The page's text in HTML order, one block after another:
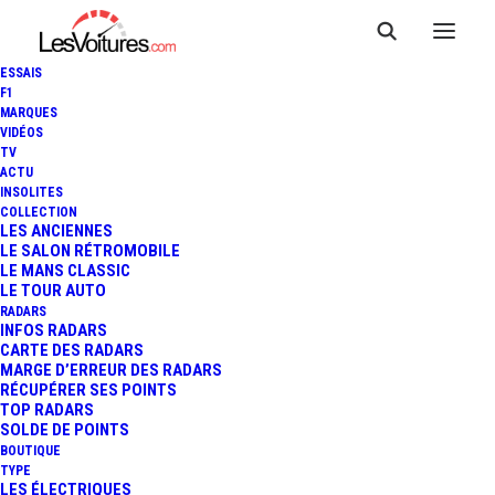
ESSAIS
F1
MARQUES
VIDÉOS
TV
ACTU
INSOLITES
COLLECTION
LES ANCIENNES
LE SALON RÉTROMOBILE
LE MANS CLASSIC
LE TOUR AUTO
RADARS
INFOS RADARS
CARTE DES RADARS
MARGE D’ERREUR DES RADARS
RÉCUPÉRER SES POINTS
TOP RADARS
SOLDE DE POINTS
BOUTIQUE
TYPE
LES ÉLECTRIQUES
14 mars 2017
PRÉSIDENTIELLE 2017 :